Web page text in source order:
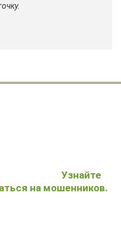
Узнайте
на мошенников.